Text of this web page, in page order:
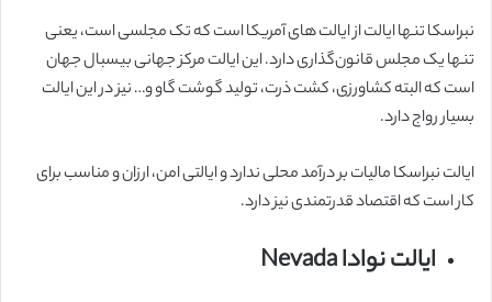
نبراسکا تنها ایالت از ایالت های آمریکا است که تک مجلسی است، یعنی
تنها یک مجلس قانون‌گذاری دارد. این ایالت مرکز جهانی بیسبال جهان
است که البته کشاورزی، کشت ذرت، تولید گوشت گاو و… نیز در این ایالت
بسیار رواج دارد.
ایالت نبراسکا مالیات بر درآمد محلی ندارد و ایالتی امن، ارزان و مناسب برای
کار است که اقتصاد قدرتمندی نیز دارد.
ایالت نوادا Nevada